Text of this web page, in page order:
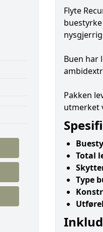
Flyte
Buen har
Pakken
utmerket
Total
Type